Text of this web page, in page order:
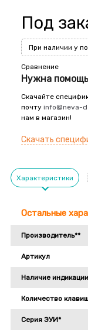
Под
При наличии у
Сравнение
Нужна
Скачайте
почту info@neva-
нам в магазин!
Скачать
Характеристики
Остальные
Производитель**
Артикул
Наличие
Количество
Серия ЭУИ*